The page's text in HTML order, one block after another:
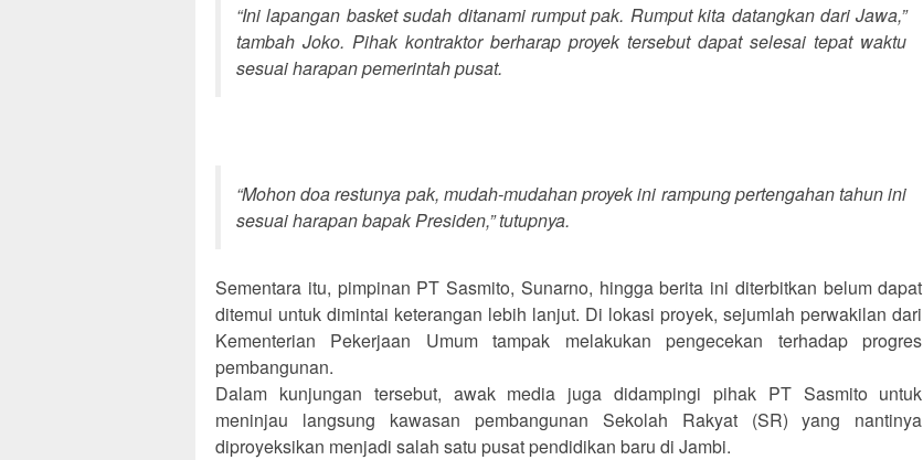
“Ini lapangan basket sudah ditanami rumput pak. Rumput kita datangkan dari Jawa,”
tambah Joko. Pihak kontraktor berharap proyek tersebut dapat selesai tepat waktu
sesuai harapan pemerintah pusat.
“Mohon doa restunya pak, mudah-mudahan proyek ini rampung pertengahan tahun ini
sesuai harapan bapak Presiden,” tutupnya.
Sementara itu, pimpinan PT Sasmito, Sunarno, hingga berita ini diterbitkan belum dapat
ditemui untuk dimintai keterangan lebih lanjut. Di lokasi proyek, sejumlah perwakilan dari
Kementerian Pekerjaan Umum tampak melakukan pengecekan terhadap progres
pembangunan.
Dalam kunjungan tersebut, awak media juga didampingi pihak PT Sasmito untuk
meninjau langsung kawasan pembangunan Sekolah Rakyat (SR) yang nantinya
diproyeksikan menjadi salah satu pusat pendidikan baru di Jambi.